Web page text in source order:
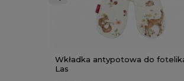
Wkładka antypotowa do
Las